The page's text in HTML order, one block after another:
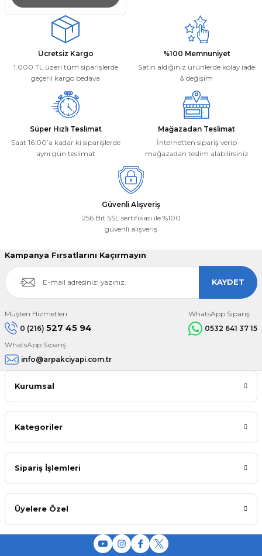
Ücretsiz Kargo
1.000 TL üzeri tüm siparişlerde
geçerli kargo bedava
%100 Memnuniyet
Satın aldığınız ürünlerde kolay iade
& değişim
Süper Hızlı Teslimat
Saat 16:00’a kadar ki siparişlerde
aynı gün teslimat
Mağazadan Teslimat
İnternetten sipariş verip
mağazadan teslim alabilirsiniz
Güvenli Alışveriş
256 Bit SSL sertifikası ile %100
güvenli alışveriş
Kampanya Fırsatlarını Kaçırmayın
KAYDET
Müşteri Hizmetleri
0 (216) 527 45 94
WhatsApp Sipariş
0532 641 37 15
WhatsApp Sipariş
info@arpakciyapi.com.tr
Kurumsal
Kategoriler
Sipariş İşlemleri
Üyelere Özel